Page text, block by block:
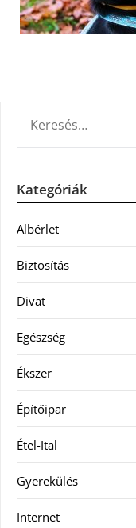
Kategóriák
Albérlet
Biztosítás
Divat
Egészség
Ékszer
Építőipar
Étel-Ital
Gyerekülés
Internet